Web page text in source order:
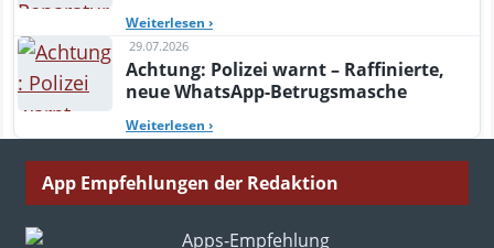
Weiterlesen ›
29.07.2026
Achtung: Polizei warnt – Raffinierte,
neue WhatsApp-Betrugsmasche
Weiterlesen ›
App Empfehlungen der Redaktion